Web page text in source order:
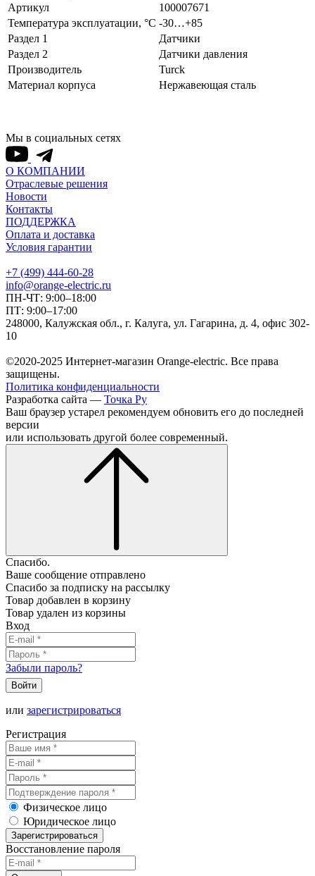
Артикул
100007671
Температура эксплуатации, °С -30…+85
Раздел 1
Датчики
Раздел 2
Датчики давления
Производитель
Turck
Материал корпуса
Нержавеющая сталь
Мы в социальных сетях
О КОМПАНИИ
Отраслевые решения
Новости
Контакты
ПОДДЕРЖКА
Оплата и доставка
Условия гарантии
+7 (499) 444-60-28
info@orange-electric.ru
ПН-ЧТ: 9:00–18:00
ПТ: 9:00–17:00
248000, Калужская обл., г. Калуга, ул. Гагарина, д. 4, офис 302-
10
©2020-2025 Интернет-магазин Orange-electric. Все права
защищены.
Политика конфиденциальности
Разработка сайта — Точка Ру
Ваш браузер устарел рекомендуем обновить его до последней
версии
или использовать другой более современный.
Спасибо.
Ваше сообщение отправлено
Спасибо за подписку на рассылку
Товар добавлен в корзину
Товар удален из корзины
Вход
Забыли пароль?
Войти
или зарегистрироваться
Регистрация
Физическое лицо
Юридическое лицо
Зарегистрироваться
Восстановление пароля